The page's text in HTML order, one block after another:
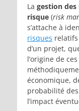
La gestion des
risque (risk
s’attache à
risques relatifs
d’un projet,
l’origine de
économique,
probabilité
l’impact